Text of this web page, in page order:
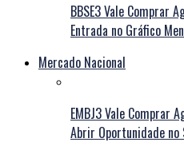
BBSE3 Vale Comprar
Entrada no Gráfico
Mercado Nacional
EMBJ3 Vale Comprar
Abrir Oportunidade no